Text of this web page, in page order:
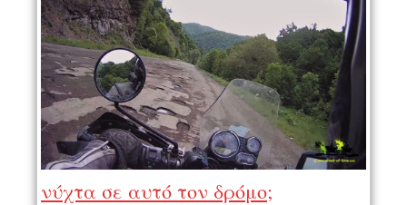
νύχτα σε αυτό τον δρόμο;